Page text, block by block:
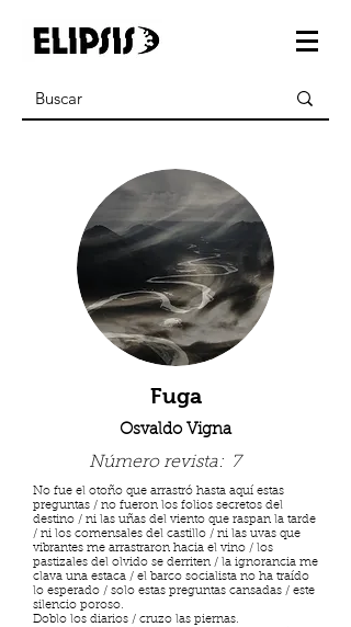
Fuga
Osvaldo Vigna
Número revista: 7
No fue el otoño que arrastró hasta aquí estas
preguntas / no fueron los folios secretos del
destino / ni las uñas del viento que raspan la tarde
/ ni los comensales del castillo / ni las uvas que
vibrantes me arrastraron hacia el vino / los
pastizales del olvido se derriten / la ignorancia me
clava una estaca / el barco socialista no ha traído
lo esperado / solo estas preguntas cansadas / este
silencio poroso.
Doblo los diarios / cruzo las piernas.